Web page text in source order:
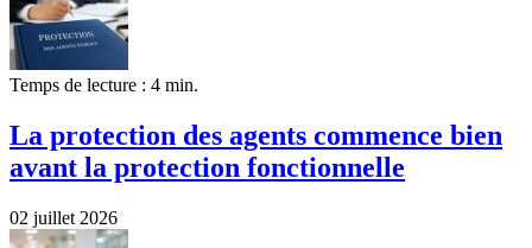
Temps de lecture : 4 min.
La protection des agents commence bien
avant la protection fonctionnelle
02 juillet 2026